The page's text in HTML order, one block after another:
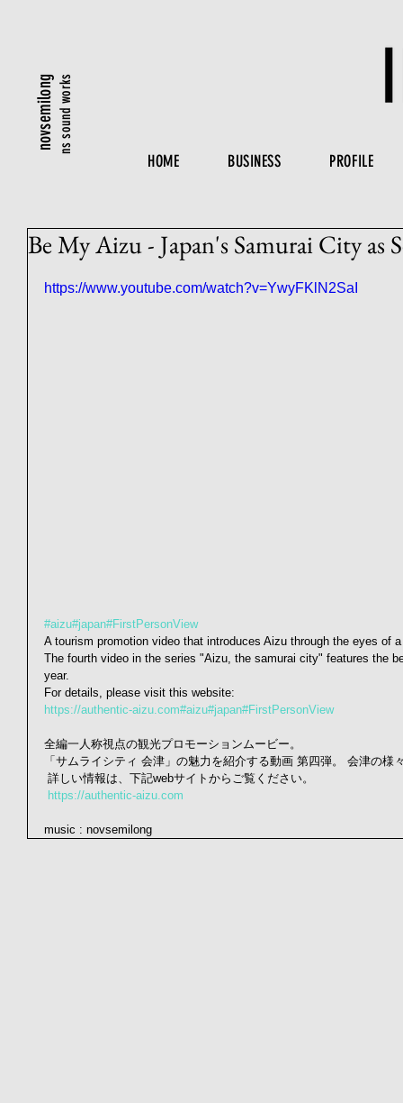
ns sound works
novsemilong
HOME BUSINESS PROFILE
Be My Aizu - Japan's Samurai City as
https://www.youtube.com/watch?v=YwyFKlN2SaI
#aizu#japan#FirstPersonView
A tourism promotion video that introduces Aizu through the eyes of
The fourth video in the series "Aizu, the samurai city" features the
year.
For details, please visit this website:
https://authentic-aizu.com#aizu#japan#FirstPersonView
全編一人称視点の観光プロモーションムービー。
「サムライシティ 会津」の魅力を紹介する動画 第四弾。 会津の
詳しい情報は、下記webサイトからご覧ください。
https://authentic-aizu.com
music : novsemilong